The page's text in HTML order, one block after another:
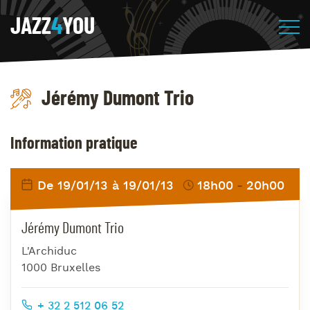
JAZZ4YOU
Jérémy Dumont Trio
Information pratique
De 19/01/13 à 19/01/13 18h00 20h00
Jérémy Dumont Trio
L'Archiduc
1000 Bruxelles
+ 32 2 512 06 52